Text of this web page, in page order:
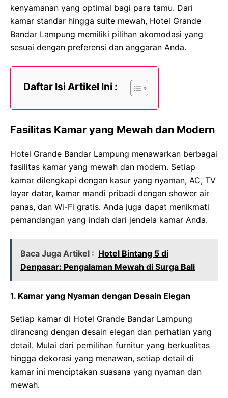
kenyamanan yang optimal bagi para tamu. Dari
kamar standar hingga suite mewah, Hotel Grande
Bandar Lampung memiliki pilihan akomodasi yang
sesuai dengan preferensi dan anggaran Anda.
Daftar Isi Artikel Ini :
Fasilitas Kamar yang Mewah dan Modern
Hotel Grande Bandar Lampung menawarkan berbagai
fasilitas kamar yang mewah dan modern. Setiap
kamar dilengkapi dengan kasur yang nyaman, AC, TV
layar datar, kamar mandi pribadi dengan shower air
panas, dan Wi-Fi gratis. Anda juga dapat menikmati
pemandangan yang indah dari jendela kamar Anda.
Baca Juga Artikel : Hotel Bintang 5 di
Denpasar: Pengalaman Mewah di Surga Bali
1. Kamar yang Nyaman dengan Desain Elegan
Setiap kamar di Hotel Grande Bandar Lampung
dirancang dengan desain elegan dan perhatian yang
detail. Mulai dari pemilihan furnitur yang berkualitas
hingga dekorasi yang menawan, setiap detail di
kamar ini menciptakan suasana yang nyaman dan
mewah.